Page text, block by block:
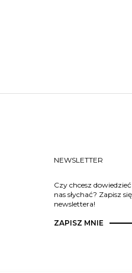
NEWSLETTER
Czy chcesz
nas słychać? Zapisz
newslettera!
ZAPISZ MNIE